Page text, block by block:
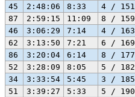
45
2:48:06 8:33 4 / 151
87
2:59:15 11:09 8 / 159
46
3:06:29 7:14 4 / 163
62
3:13:50 7:21 6 / 169
86
3:20:04 6:14 8 / 177
52
3:28:09 8:05 5 / 182
34
3:33:54 5:45 3 / 185
51
3:39:27 5:33 5 / 190